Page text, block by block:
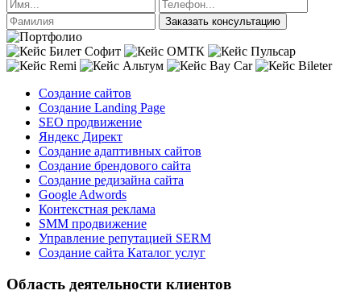
Заказать консультацию
Создание сайтов
Создание Landing Page
SEO продвижение
Яндекс Директ
Создание адаптивных сайтов
Создание брендового сайта
Создание редизайна сайта
Google Adwords
Контекстная реклама
SMM продвижение
Управление репутацией SERM
Создание сайта Каталог услуг
Область деятельности клиентов